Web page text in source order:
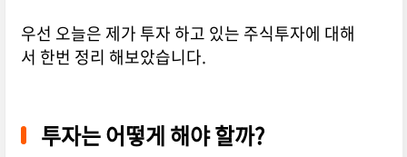
우선 오늘은 제가 투자 하고 있는 주식투자에 대해
서 한번 정리 해보았습니다.
투자는 어떻게 해야 할까?